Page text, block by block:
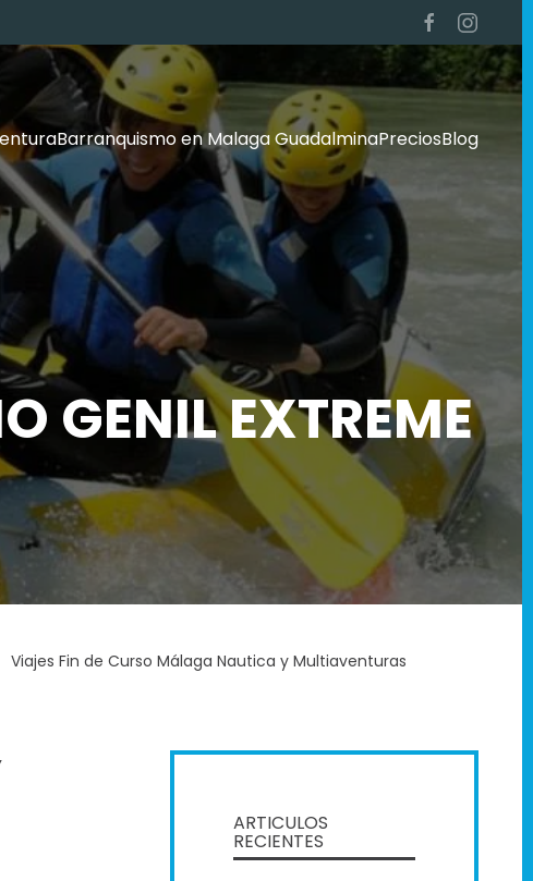
Barranquismo en Malaga GuadalminaPreciosBlog
GENIL EXTREME
Viajes Fin de Curso Málaga Nautica y Multiaventuras
ARTICULOS
RECIENTES